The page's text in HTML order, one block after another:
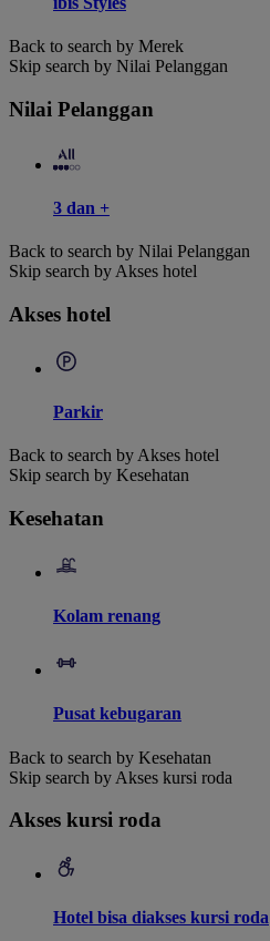
Back to search by Merek
Skip search by Nilai Pelanggan
Nilai Pelanggan
3 dan +
Back to search by Nilai Pelanggan
Skip search by Akses hotel
Akses hotel
Parkir
Back to search by Akses hotel
Skip search by Kesehatan
Kesehatan
Kolam renang
Pusat kebugaran
Back to search by Kesehatan
Skip search by Akses kursi roda
Akses kursi roda
Hotel bisa diakses kursi roda